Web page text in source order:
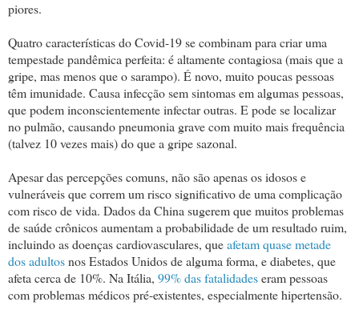
piores.
Quatro características do Covid-19 se combinam para criar uma
tempestade pandêmica perfeita: é altamente contagiosa (mais que a
gripe, mas menos que o sarampo). É novo, muito poucas pessoas
têm imunidade. Causa infecção sem sintomas em algumas pessoas,
que podem inconscientemente infectar outras. E pode se localizar
no pulmão, causando pneumonia grave com muito mais frequência
(talvez 10 vezes mais) do que a gripe sazonal.
Apesar das percepções comuns, não são apenas os idosos e
vulneráveis que correm um risco significativo de uma complicação
com risco de vida. Dados da China sugerem que muitos problemas
de saúde crônicos aumentam a probabilidade de um resultado ruim,
incluindo as doenças cardiovasculares, queafetam quase metade
dos adultosnos Estados Unidos de alguma forma, e diabetes, que
afeta cerca de 10%. Na Itália, 99% das fatalidadeseram pessoas
com problemas médicos pré-existentes, especialmente hipertensão.